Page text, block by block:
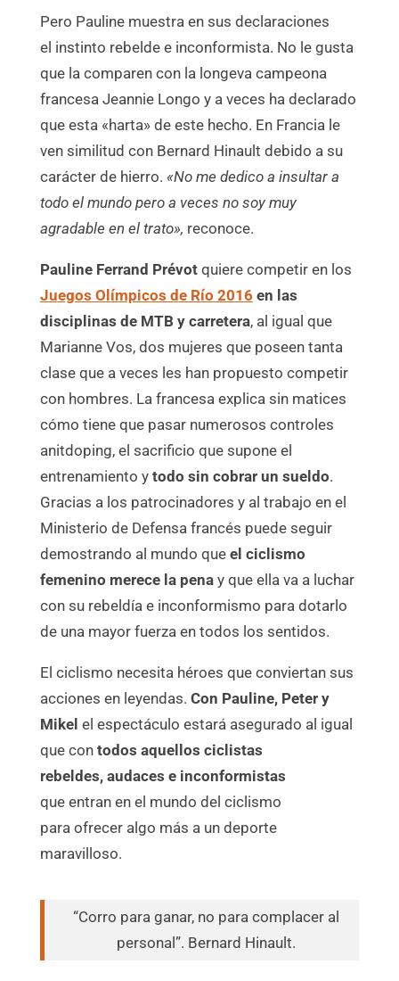
Pero Pauline muestra en sus declaraciones
el instinto rebelde e inconformista. No le gusta
que la comparen con la longeva campeona
francesa Jeannie Longo y a veces ha declarado
que esta «harta» de este hecho. En Francia le
ven similitud con Bernard Hinault debido a su
carácter de hierro. «No me dedico a insultar a
todo el mundo pero a veces no soy muy
agradable en el trato», reconoce.
Pauline Ferrand Prévotquiere competir en los
Juegos Olímpicos de Río 2016en las
disciplinas de MTB y carretera, al igual que
Marianne Vos, dos mujeres que poseen tanta
clase que a veces les han propuesto competir
con hombres. La francesa explica sin matices
cómo tiene que pasar numerosos controles
anitdoping, el sacrificio que supone el
entrenamiento y todo sin cobrar un sueldo.
Gracias a los patrocinadores y al trabajo en el
Ministerio de Defensa francés puede seguir
demostrando al mundo que el ciclismo
femenino merece la penay que ella va a luchar
con su rebeldía e inconformismo para dotarlo
de una mayor fuerza en todos los sentidos.
El ciclismo necesita héroes que conviertan sus
acciones en leyendas. Con Pauline, Peter y
Mikel el espectáculo estará asegurado al igual
que con todos aquellos ciclistas
rebeldes, audaces e inconformistas
que entran en el mundo del ciclismo
para ofrecer algo más a un deporte
maravilloso.
“Corro para ganar, no para complacer al
personal”. Bernard Hinault.